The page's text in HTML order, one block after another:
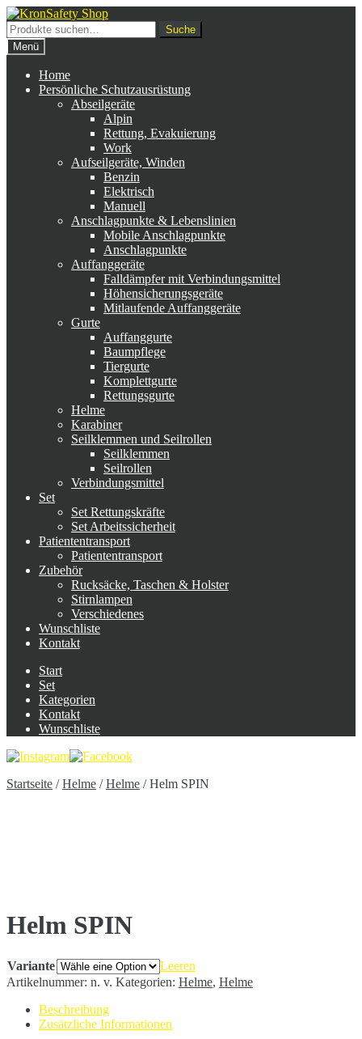
Zur
Navigation
springen
Zum
Inhalt
springen
Suche
nach:
Suche
Menü
Home
Persönliche Schutzausrüstung
Abseilgeräte
Alpin
Rettung, Evakuierung
Work
Aufseilgeräte, Winden
Benzin
Elektrisch
Manuell
Anschlagpunkte & Lebenslinien
Mobile Anschlagpunkte
Anschlagpunkte
Auffanggeräte
Falldämpfer mit Verbindungsmittel
Höhensicherungsgeräte
Mitlaufende Auffanggeräte
Gurte
Auffanggurte
Baumpflege
Tiergurte
Komplettgurte
Rettungsgurte
Helme
Karabiner
Seilklemmen und Seilrollen
Seilklemmen
Seilrollen
Verbindungsmittel
Set
Set Rettungskräfte
Set Arbeitssicherheit
Patiententransport
Patiententransport
Zubehör
Rucksäcke, Taschen & Holster
Stirnlampen
Verschiedenes
Wunschliste
Kontakt
Start
Set
Kategorien
Kontakt
Wunschliste
Startseite /Helme /Helme /Helm SPIN
Helm SPIN
Variante
Leeren
Artikelnummer: n. v. Kategorien: Helme, Helme
Beschreibung
Zusätzliche Informationen